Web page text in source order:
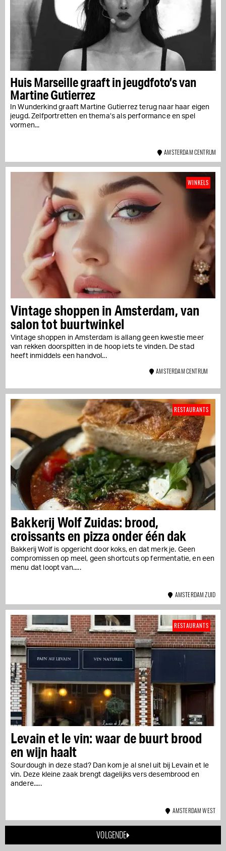
Huis Marseille graaft in jeugdfoto’s van
Martine Gutierrez
In Wunderkind graaft Martine Gutierrez terug naar haar eigen
jeugd. Zelfportretten en thema’s als performance en spel
vormen...
AMSTERDAM CENTRUM
Vintage shoppen in Amsterdam, van
salon tot buurtwinkel
Vintage shoppen in Amsterdam is allang geen kwestie meer
van rekken doorspitten in de hoop iets te vinden. De stad
heeft inmiddels een handvol...
WINKELS
AMSTERDAM CENTRUM
Bakkerij Wolf Zuidas: brood,
croissants en pizza onder één dak
Bakkerij Wolf is opgericht door koks, en dat merk je. Geen
compromissen op meel, geen shortcuts op fermentatie, en een
menu dat loopt van...
RESTAURANTS
AMSTERDAM ZUID
Levain et le vin: waar de buurt brood
en wijn haalt
Sourdough in deze stad? Dan kom je al snel uit bij Levain et le
vin. Deze kleine zaak brengt dagelijks vers desembrood en
andere...
RESTAURANTS
AMSTERDAM WEST
VOLGENDE